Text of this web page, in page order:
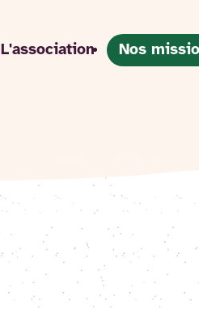
L'association
Nos